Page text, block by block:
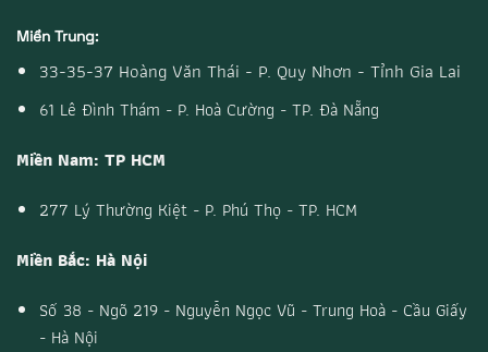
Miền Trung:
33-35-37 Hoàng Văn Thái - P. Quy Nhơn - Tỉnh Gia Lai
61 Lê Đình Thám - P. Hoà Cường - TP. Đà Nẵng
Miền Nam: TP HCM
277 Lý Thường Kiệt - P. Phú Thọ - TP. HCM
Miền Bắc: Hà Nội
Số 38 - Ngõ 219 - Nguyễn Ngọc Vũ - Trung Hoà - Cầu Giấy
- Hà Nội